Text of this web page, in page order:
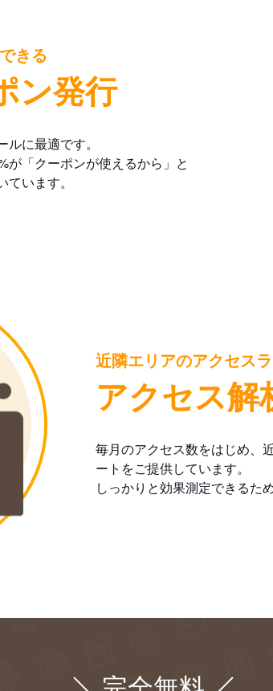
きる
ン発行
に最適です。
が「クーポンが使えるから」と
います。
近隣エリアのアクセス
アクセス解
毎月のアクセス数をはじめ、
ートをご提供しています。
しっかりと効果測定できるた